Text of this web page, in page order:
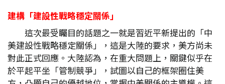
建構「建設性戰略穩定關係」
這次最受矚目的話題之一就是習近平新提出的「中
美建設性戰略穩定關係」，這是大陸的要求，美方尚未
對此正式回應。大陸認為，在重大問題上，關鍵似乎在
於平起平坐「管制競爭」，試圖以自己的框架圈住美